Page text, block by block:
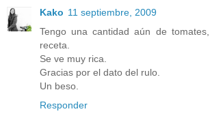
Kako 11 septiembre, 2009
Tengo una cantidad aún de
receta.
Se ve muy rica.
Gracias por el dato del rulo.
Un beso.
Responder